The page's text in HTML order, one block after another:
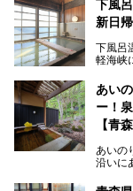
下風
新日
下風呂
軽海峡
泉ファ
「海峡
年12
浴場
無料休
にも利
今回、
底解説
あい
ー！
【青森
あいの
沿いに
(通称: